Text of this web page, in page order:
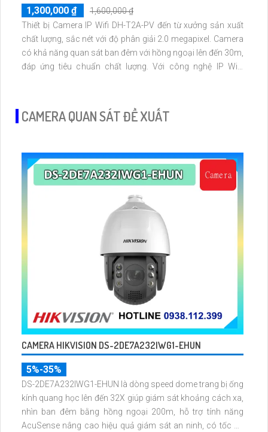
1,300,000 ₫
1,600,000 ₫
Thiết bị Camera IP Wifi DH-T2A-PV đến từ xưởng sản xuất
chất lượng, sắc nét với độ phân giải 2.0 megapixel. Camera
có khả năng quan sát ban đêm với hồng ngoại lên đến 30m,
đáp ứng tiêu chuẩn chất lượng. Với công nghệ IP Wifi,
CAMERA QUAN SÁT ĐỀ XUẤT
CAMERA HIKVISION DS-2DE7A232IWG1-EHUN
5%-35%
DS-2DE7A232IWG1-EHUN là dòng speed dome trang bị ống
kính quang học lên đến 32X giúp giám sát khoảng cách xa,
nhìn ban đêm bằng hồng ngoại 200m, hỗ trợ tính năng
AcuSense nâng cao hiệu quả giám sát an ninh, có tốc độ